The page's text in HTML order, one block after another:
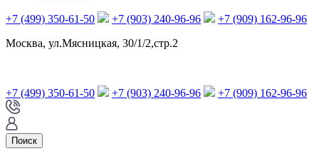
+7 (499) 350-61-50 +7 (903) 240-96-96
+7 (909) 162-96-96
Москва, ул.Мясницкая, 30/1/2,стр.2
+7 (499) 350-61-50 +7 (903) 240-96-96 +7 (909) 162-96-96
Поиск